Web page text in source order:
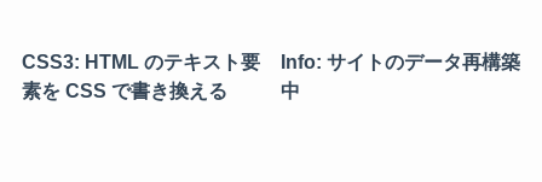
CSS3: HTML のテキスト要
素を CSS で書き換える
Info: サイトのデータ再構築
中